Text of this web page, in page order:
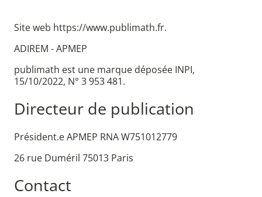
Site web https://www.publimath.fr.
ADIREM - APMEP
publimath est une marque déposée INPI,
15/10/2022, N° 3 953 481.
Directeur de publication
Président.e APMEP RNA W751012779
26 rue Duméril 75013 Paris
Contact